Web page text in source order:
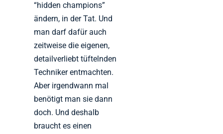
“hidden champions”
ändern, in der Tat. Und
man darf dafür auch
zeitweise die eigenen,
detailverliebt tüftelnden
Techniker entmachten.
Aber irgendwann mal
benötigt man sie dann
doch. Und deshalb
braucht es einen